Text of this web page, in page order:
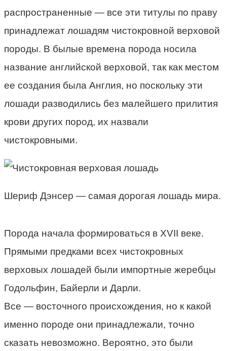
распространенные — все эти титулы по праву
принадлежат лошадям чистокровной верховой
породы. В былые времена порода носила
название английской верховой, так как местом
ее создания была Англия, но поскольку эти
лошади разводились без малейшего прилития
крови других пород, их назвали
чистокровными.
Шериф Дэнсер — самая дорогая лошадь мира.
Порода начала формироваться в XVII веке.
Прямыми предками всех чистокровных
верховых лошадей были импортные жеребцы
Годольфин, Байерли и Дарли.
Все — восточного происхождения, но к какой
именно породе они принадлежали, точно
сказать невозможно. Вероятно, это были